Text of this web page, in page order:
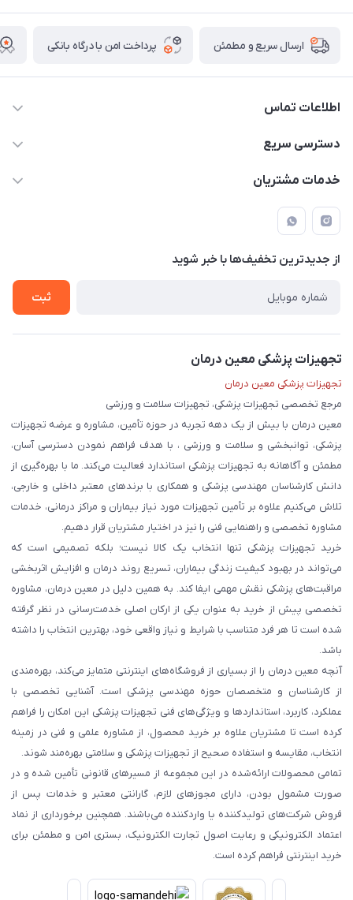
ارسال سریع و مطمئن پرداخت امن با درگاه بانکی
اطلاعات تماس
09171843500 و 07152240182
دسترسی سریع
حساب کاربری
لیست محصولات
درباره ما
خدمات مشتریان
راهنما
قوانین و مقررات
حریم خصوصی
از جدید‌ترین تخفیف‌ها با‌ خبر شوید
ثبت
تجهیزات پزشکی معین درمان
تجهیزات پزشکی معین درمان
مرجع تخصصی تجهیزات پزشکی، تجهیزات سلامت و ورزشی
معین درمان با بیش از یک دهه تجربه در حوزه تأمین، مشاوره و عرضه تجهیزات
پزشکی، توانبخشی و سلامت و ورزشی ، با هدف فراهم نمودن دسترسی آسان،
مطمئن و آگاهانه به تجهیزات پزشکی استاندارد فعالیت می‌کند. ما با بهره‌گیری از
دانش کارشناسان مهندسی پزشکی و همکاری با برندهای معتبر داخلی و خارجی،
تلاش می‌کنیم علاوه بر تأمین تجهیزات مورد نیاز بیماران و مراکز درمانی، خدمات
مشاوره تخصصی و راهنمایی فنی را نیز در اختیار مشتریان قرار دهیم.
خرید تجهیزات پزشکی تنها انتخاب یک کالا نیست؛ بلکه تصمیمی است که
می‌تواند در بهبود کیفیت زندگی بیماران، تسریع روند درمان و افزایش اثربخشی
مراقبت‌های پزشکی نقش مهمی ایفا کند. به همین دلیل در معین درمان، مشاوره
تخصصی پیش از خرید به عنوان یکی از ارکان اصلی خدمت‌رسانی در نظر گرفته
شده است تا هر فرد متناسب با شرایط و نیاز واقعی خود، بهترین انتخاب را داشته
باشد.
آنچه معین درمان را از بسیاری از فروشگاه‌های اینترنتی متمایز می‌کند، بهره‌مندی
از کارشناسان و متخصصان حوزه مهندسی پزشکی است. آشنایی تخصصی با
عملکرد، کاربرد، استانداردها و ویژگی‌های فنی تجهیزات پزشکی این امکان را فراهم
کرده است تا مشتریان علاوه بر خرید محصول، از مشاوره علمی و فنی در زمینه
انتخاب، مقایسه و استفاده صحیح از تجهیزات پزشکی و سلامتی بهره‌مند شوند.
تمامی محصولات ارائه‌شده در این مجموعه از مسیرهای قانونی تأمین شده و در
صورت مشمول بودن، دارای مجوزهای لازم، گارانتی معتبر و خدمات پس از
فروش شرکت‌های تولیدکننده یا واردکننده می‌باشند. همچنین برخورداری از نماد
اعتماد الکترونیکی و رعایت اصول تجارت الکترونیک، بستری امن و مطمئن برای
خرید اینترنتی فراهم کرده است.